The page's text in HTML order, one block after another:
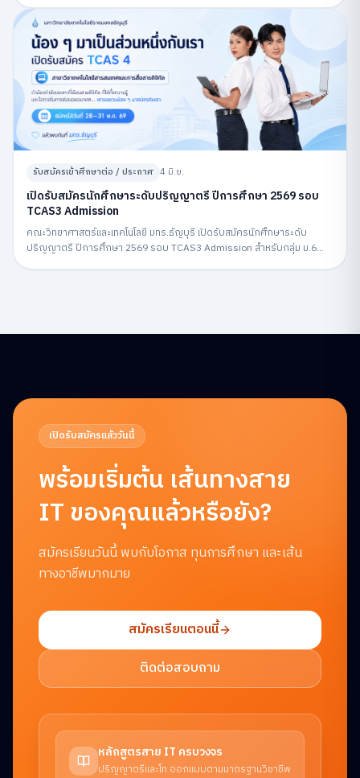
รับสมัครเข้าศึกษาต่อ / ประกาศ 4 มิ.ย.
เปิดรับสมัครนักศึกษาระดับปริญญาตรี ปีการศึกษา 2569 รอบ
TCAS3 Admission
คณะวิทยาศาสตร์และเทคโนโลยี มทร.ธัญบุรี เปิดรับสมัครนักศึกษาระดับ
ปริญญาตรี ปีการศึกษา 2569 รอบ TCAS3 Admission สำหรับกลุ่ม ม.6
เปิดรับสมัครแล้ววันนี้
พร้อมเริ่มต้น เส้นทางสาย
IT ของคุณแล้วหรือยัง?
สมัครเรียนวันนี้ พบกับโอกาส ทุนการศึกษา และเส้น
ทางอาชีพมากมาย
สมัครเรียนตอนนี้
ติดต่อสอบถาม
หลักสูตรสาย IT ครบวงจร
ปริญญาตรีและโท ออกแบบตามมาตรฐานวิชาชีพ